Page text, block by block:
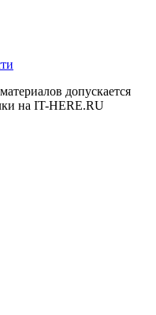
допускается
на IT-HERE.RU